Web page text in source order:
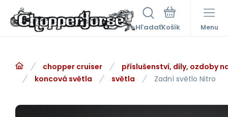
Hľadať Menu
chopper cruiser
příslušenství, díly, ozdoby
koncová světla
světla Zadní světlo Nitro